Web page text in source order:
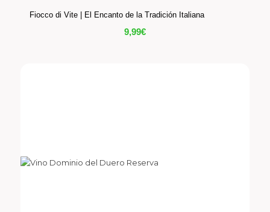
Fiocco di Vite | El Encanto de la Tradición Italiana
9,99€